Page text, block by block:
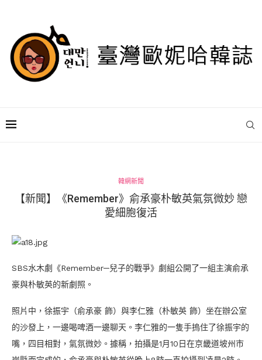
韓網新聞
【新聞】《Remember》俞承豪朴敏英氣氛微妙 戀
愛細胞復活
SBS水木劇《Remember─兒子的戰爭》劇組公開了一組主演俞承
豪與朴敏英的新劇照。
照片中，徐振宇（俞承豪 飾）與李仁雅（朴敏英 飾）坐在辦公室
的沙發上，一邊喝啤酒一邊聊天。李仁雅的一隻手摀住了徐振宇的
嘴，四目相對，氣氛微妙。據稱，拍攝是1月10日在京畿道坡州市